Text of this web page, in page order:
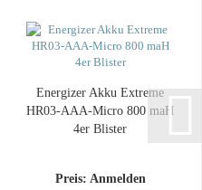
Energizer Akku Extreme
HR03-AAA-Micro 800 maH
4er Blister
Preis: Anmelden